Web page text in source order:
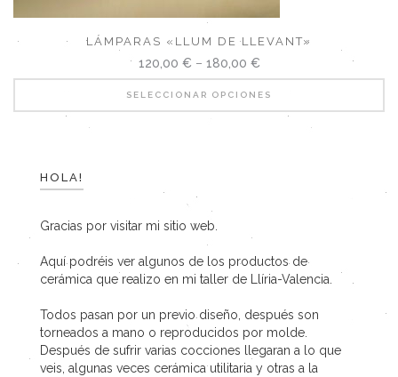
LÁMPARAS «LLUM DE LLEVANT»
120,00 € – 180,00 €
SELECCIONAR OPCIONES
HOLA!
Gracias por visitar mi sitio web.
Aquí podréis ver algunos de los productos de
cerámica que realizo en mi taller de Llíria-Valencia.
Todos pasan por un previo diseño, después son
torneados a mano o reproducidos por molde.
Después de sufrir varias cocciones llegaran a lo que
veis, algunas veces cerámica utilitaria y otras a la